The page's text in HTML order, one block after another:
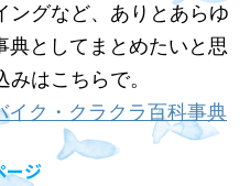
ングなど、ありとあらゆ
典としてまとめたいと思
はこちらで。
ク・クラクラ百科事典
ージ